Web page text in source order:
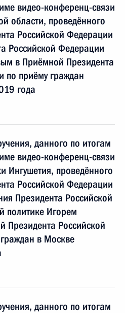
видео-конференц-связи
области, проведённого
Российской Федерации
Российской Федерации
в Приёмной Президента
по приёму граждан
года
данного по итогам
видео-конференц-связи
Ингушетия, проведённого
Российской Федерации
Президента Российской
политике Игорем
Президента Российской
в Москве
данного по итогам